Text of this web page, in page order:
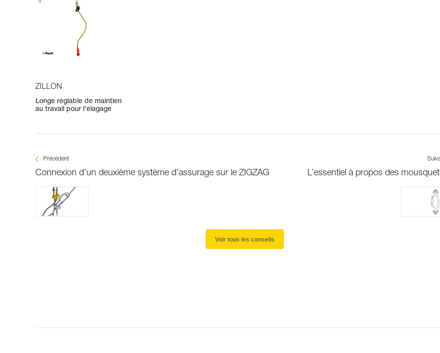
ZILLON
Longe réglable de maintien
au travail pour l’élagage
Précédent
Connexion d’un deuxième système d’assurage sur le ZIGZAG L’essentiel à propos des
Voir tous les conseils